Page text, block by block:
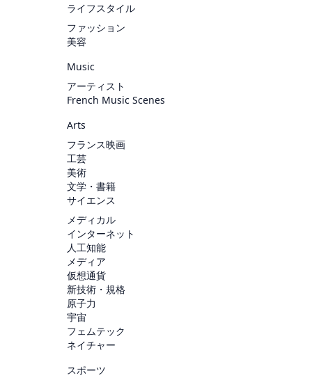
ライフスタイル
ファッション
美容
Music
アーティスト
French Music Scenes
Arts
フランス映画
工芸
美術
文学・書籍
サイエンス
メディカル
インターネット
人工知能
メディア
仮想通貨
新技術・規格
原子力
宇宙
フェムテック
ネイチャー
スポーツ